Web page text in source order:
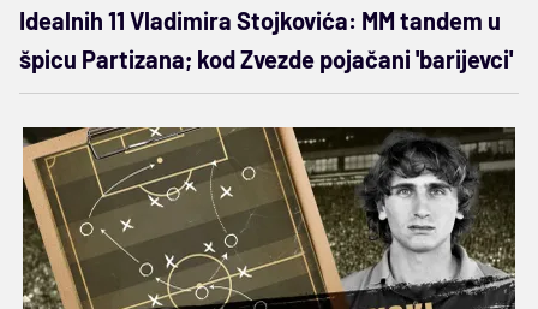
Idealnih 11 Vladimira Stojkovića: MM tandem u
špicu Partizana; kod Zvezde pojačani 'barijevci'